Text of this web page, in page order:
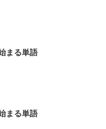
まる単語
まる単語